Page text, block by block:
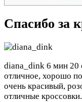
Спасибо за
diana_dink 6 мин 20
отличное, хорошо
очень красивый,
отличные кроссовки.